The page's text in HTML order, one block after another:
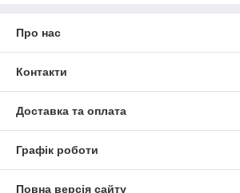
Про нас
Контакти
Доставка та оплата
Графік роботи
Повна версія сайту